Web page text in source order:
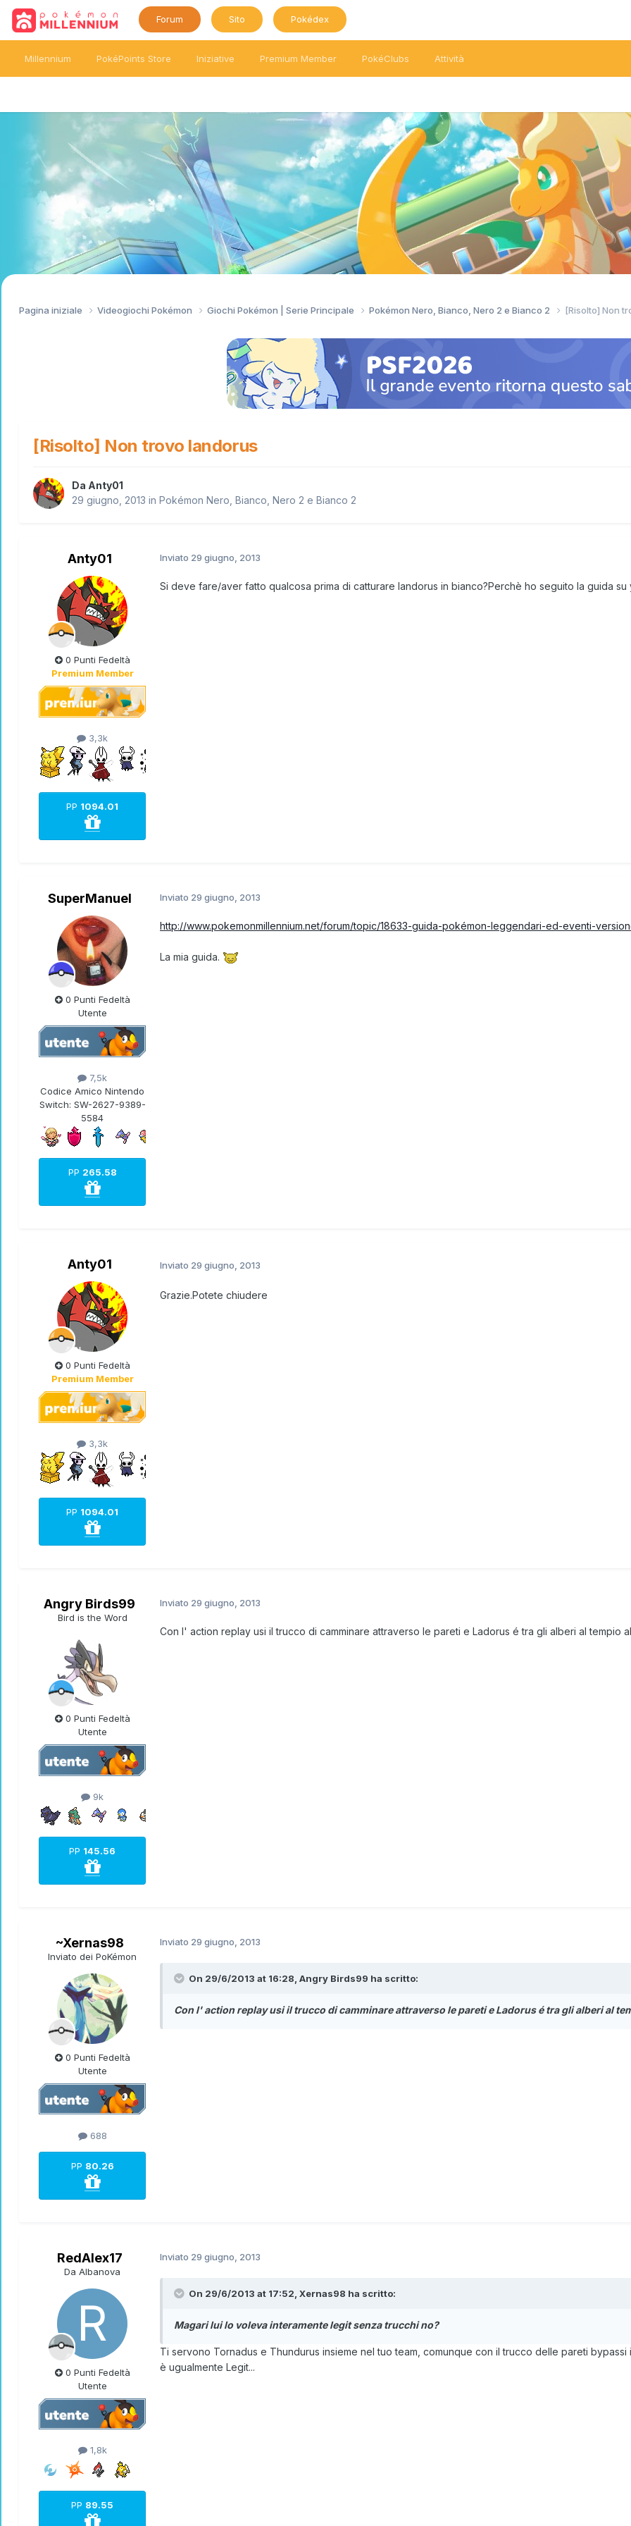
Forum Sito Pokédex
Millennium PokéPoints Store Iniziative Premium Member PokéClubs Attività
Pagina iniziale Videogiochi Pokémon Giochi Pokémon | Serie Principale Pokémon Nero, Bianco, Nero 2 e Bianco 2 [Risolto] Non
[Risolto] Non trovo landorus
Da Anty01
29 giugno, 2013 in Pokémon Nero, Bianco, Nero 2 e Bianco 2
Anty01
0 Punti Fedeltà
Premium Member
3,3k
PP 1094.01
Inviato 29 giugno, 2013
Si deve fare/aver fatto qualcosa prima di catturare landorus in bianco?Perchè ho seguito la guida
SuperManuel
0 Punti Fedeltà
Utente
7,5k
Codice Amico Nintendo
Switch: SW-2627-9389-
5584
PP 265.58
Inviato 29 giugno, 2013
http://www.pokemonmillennium.net/forum/topic/18633-guida-pokémon-leggendari-ed-eventi-
La mia guida.
Anty01
0 Punti Fedeltà
Premium Member
3,3k
PP 1094.01
Inviato 29 giugno, 2013
Grazie.Potete chiudere
Angry Birds99
Bird is the Word
0 Punti Fedeltà
Utente
9k
PP 145.56
Inviato 29 giugno, 2013
Con l' action replay usi il trucco di camminare attraverso le pareti e Ladorus é tra gli alberi al tempio
~Xernas98
Inviato dei PoKémon
0 Punti Fedeltà
Utente
688
PP 80.26
Inviato 29 giugno, 2013
On 29/6/2013 at 16:28, Angry Birds99 ha scritto:
Con l' action replay usi il trucco di camminare attraverso le pareti e Ladorus é tra gli alberi al
RedAlex17
Da Albanova
0 Punti Fedeltà
Utente
1,8k
PP 89.55
Inviato 29 giugno, 2013
On 29/6/2013 at 17:52, Xernas98 ha scritto:
Magari lui lo voleva interamente legit senza trucchi no?
Ti servono Tornadus e Thundurus insieme nel tuo team, comunque con il trucco delle pareti
è ugualmente Legit...